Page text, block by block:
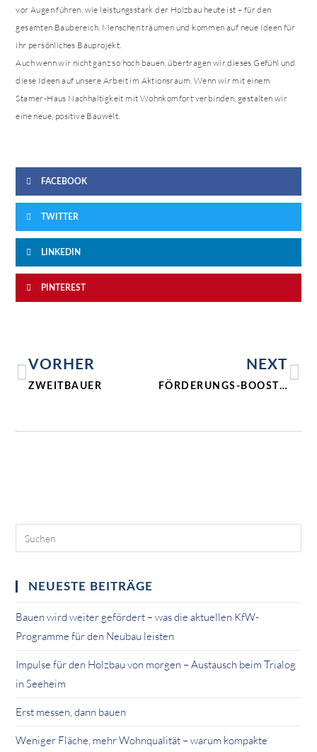
vor Augen führen, wie leistungsstark der Holzbau heute ist – für den
gesamten Baubereich. Menschen träumen und kommen auf neue Ideen für
ihr persönliches Bauprojekt.
Auch wenn wir nicht ganz so hoch bauen, übertragen wir dieses Gefühl und
diese Ideen auf unsere Arbeit im Aktionsraum. Wenn wir mit einem
Stamer-Haus Nachhaltigkeit mit Wohnkomfort verbinden, gestalten wir
eine neue, positive Bauwelt.
FACEBOOK
TWITTER
LINKEDIN
PINTEREST
VORHER
ZWEITBAUER
NEXT
FÖRDERUNGS-BOOSTER
NEUESTE BEITRÄGE
Bauen wird weiter gefördert – was die aktuellen KfW-
Programme für den Neubau leisten
Impulse für den Holzbau von morgen – Austausch beim Trialog
in Seeheim
Erst messen, dann bauen
Weniger Fläche, mehr Wohnqualität – warum kompakte